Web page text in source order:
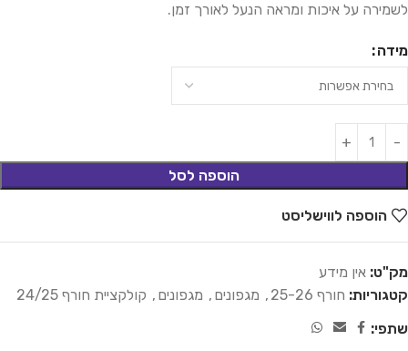
לשמירה על איכות ומראה הנעל לאורך זמן.
מידה
הוספה לסל
הוספה לווישליסט
מק"ט: אין מידע
קטגוריות: חורף 25-26 , מגפונים , מגפונים , קולקציית חורף 24/25
שתפי: